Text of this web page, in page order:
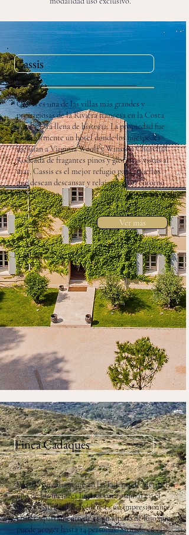
Cassis
Cassis es una de las villas más grandes y
prestigiosas de la Riviera francesa en la Costa
Azul y está llena de historia. La propiedad fue
anteriormente un hotel donde los huéspedes
incluían a Virginia Woolf y Winston Churchill.
Rodeada de fragantes pinos y gloriosas vistas al
mar, Cassis es el mejor refugio para aquellos
que desean descansar y relajarse en el entorno
más hermoso.
Ver más
Francia
Finca Cadaques
Posado directamente en las laderas de Méribel,
uno de los mejores lugares para esquiar en el
mundo, Méribel Belvédere es un impresionante
chalet-apartamento de esquí alpino de lujo que
puede acoger hasta 14 personas. Situado en el